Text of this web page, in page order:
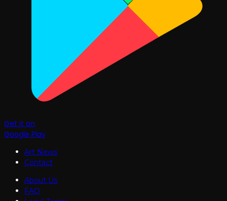
Get it on
Google Play
Art News
Contact
About Us
FAQ